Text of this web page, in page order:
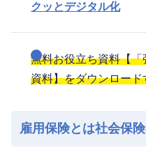
クッとデジタル化
無料お役立ち資料【
資料】をダウンロード
雇用保険とは社会保